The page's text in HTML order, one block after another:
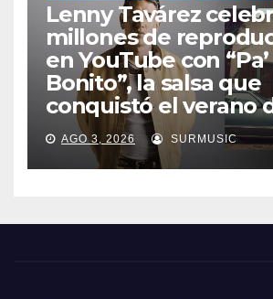
Lenny Tavárez
millones de
en YouTube con
Bonito”, la salsa que
conquistó el verano
AGO 3, 2026 SURMUSIC